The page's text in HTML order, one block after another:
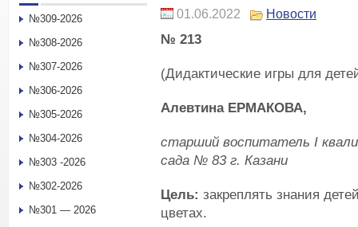
01.06.2022 Новости
№ 213
(Дидактические игры для
Алевтина ЕРМАКОВА,
старший воспитатель I
сада № 83 г. Казани
Цель: закреплять знания
цветах.
№309-2026
№308-2026
№307-2026
№306-2026
№305-2026
№304-2026
№303 -2026
№302-2026
№301 — 2026